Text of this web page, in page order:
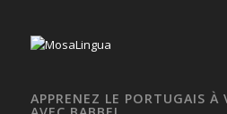
APPRENEZ LE PORTUGAIS À